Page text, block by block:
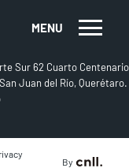
MENU
Sur 62 Cuarto Centenario
Juan del Río, Querétaro.
By